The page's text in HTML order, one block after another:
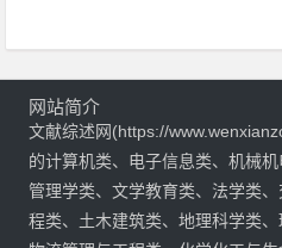
网站简介
文献综述网(https://
的计算机类、电子信息类、机械
管理学类、文学教育类、法学类
程类、土木建筑类、地理科学类、